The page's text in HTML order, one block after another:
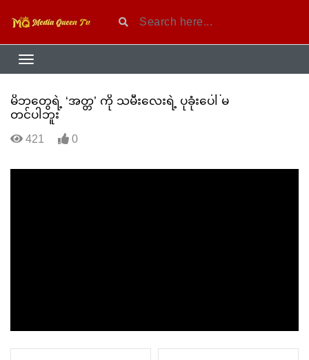
မိဘတွေရဲ့ ‘အတ္တ’ ကို သမီးလေးရဲ့ ပုခုံးပေါ် မ
တင်ပါဘူး
421 0